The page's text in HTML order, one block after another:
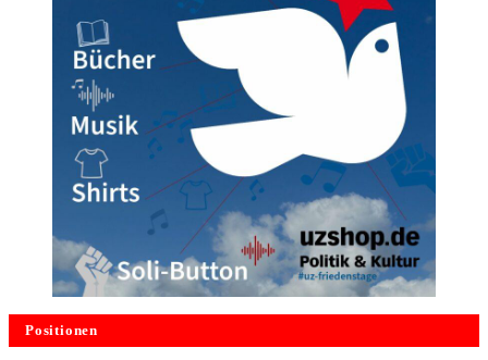
Positionen